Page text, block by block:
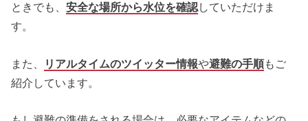
ときでも、安全な場所から水位を確認していただけま
す。
また、 リ アルタイムのツイッター情報や避難の手順もご
紹介しています。